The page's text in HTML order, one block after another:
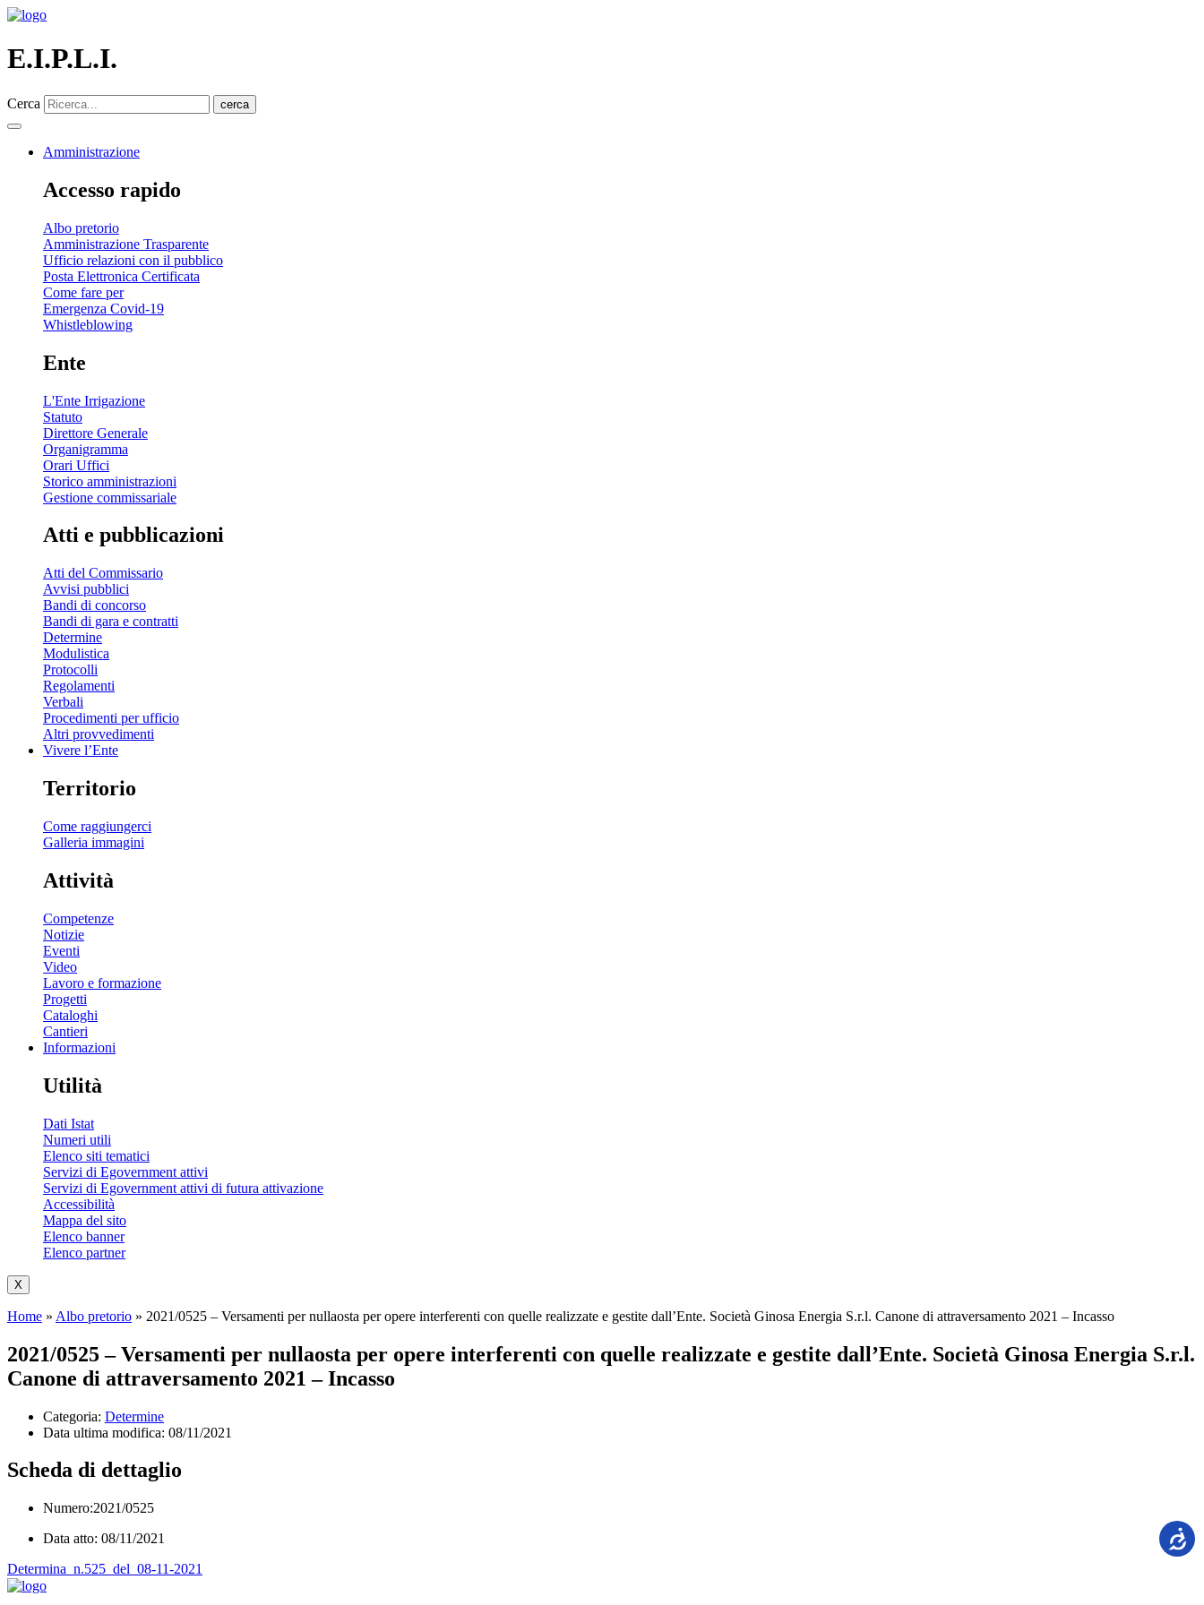
E.I.P.L.I.
Cerca cerca
Amministrazione
Accesso rapido
Albo pretorio
Amministrazione Trasparente
Ufficio relazioni con il pubblico
Posta Elettronica Certificata
Come fare per
Emergenza Covid-19
Whistleblowing
Ente
L'Ente Irrigazione
Statuto
Direttore Generale
Organigramma
Orari Uffici
Storico amministrazioni
Gestione commissariale
Atti e pubblicazioni
Atti del Commissario
Avvisi pubblici
Bandi di concorso
Bandi di gara e contratti
Determine
Modulistica
Protocolli
Regolamenti
Verbali
Procedimenti per ufficio
Altri provvedimenti
Vivere l’Ente
Territorio
Come raggiungerci
Galleria immagini
Attività
Competenze
Notizie
Eventi
Video
Lavoro e formazione
Progetti
Cataloghi
Cantieri
Informazioni
Utilità
Dati Istat
Numeri utili
Elenco siti tematici
Servizi di Egovernment attivi
Servizi di Egovernment attivi di futura attivazione
Accessibilità
Mappa del sito
Elenco banner
Elenco partner
X
Home » Albo pretorio » 2021/0525 – Versamenti per nullaosta per opere interferenti con quelle realizzate e gestite dall’Ente. Società Ginosa Energia S.r.l. Canone di attraversamento 2021 – Incasso
2021/0525 – Versamenti per nullaosta per opere interferenti con quelle realizzate e gestite dall’Ente. Società Ginosa Energia S.r.l.
Canone di attraversamento 2021 – Incasso
Categoria: Determine
Data ultima modifica: 08/11/2021
Scheda di dettaglio
Numero:2021/0525
Data atto: 08/11/2021
Determina_n.525_del_08-11-2021